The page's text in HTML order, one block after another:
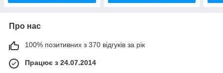
Про нас
100% позитивних з 370 відгуків за рік
Працює з 24.07.2014